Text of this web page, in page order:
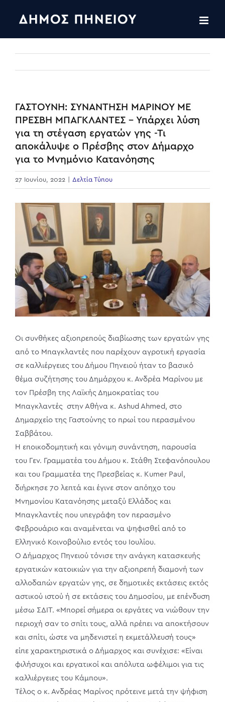
ΓΑΣΤΟΥΝΗ: ΣΥΝΑΝΤΗΣΗ ΜΑΡΙΝΟΥ ΜΕ
ΠΡΕΣΒΗ ΜΠΑΓΚΛΑΝΤΕΣ – Υπάρχει λύση
για τη στέγαση εργατών γης -Τι
αποκάλυψε ο Πρέσβης στον Δήμαρχο
για το Μνημόνιο Κατανόησης
27 Ιουνίου, 2022 Δελτία Τύπου
View
Larger
Image
Οι συνθήκες αξιοπρεπούς διαβίωσης των εργατών γης
από το Μπαγκλαντές που παρέχουν αγροτική εργασία
σε καλλιέργειες του Δήμου Πηνειού ήταν το βασικό
θέμα συζήτησης του Δημάρχου κ. Ανδρέα Μαρίνου με
τον Πρέσβη της Λαϊκής Δημοκρατίας του
Μπαγκλαντές στην Αθήνα κ. Ashud Ahmed, στο
Δημαρχείο της Γαστούνης το πρωί του περασμένου
Σαββάτου.
Η εποικοδομητική και γόνιμη συνάντηση, παρουσία
του Γεν. Γραμματέα του Δήμου κ. Στάθη Στεφανόπουλου
και του Γραμματέα της Πρεσβείας κ. Kumer Paul,
διήρκησε 70 λεπτά και έγινε στον απόηχο του
Μνημονίου Κατανόησης μεταξύ Ελλάδος και
Μπαγκλαντές που υπεγράφη τον περασμένο
Φεβρουάριο και αναμένεται να ψηφισθεί από το
Ελληνικό Κοινοβούλιο εντός του Ιουλίου.
Ο Δήμαρχος Πηνειού τόνισε την ανάγκη κατασκευής
εργατικών κατοικιών για την αξιοπρεπή διαμονή των
αλλοδαπών εργατών γης, σε δημοτικές εκτάσεις εκτός
αστικού ιστού ή σε εκτάσεις του Δημοσίου, με επένδυση
μέσω ΣΔΙΤ. «Μπορεί σήμερα οι εργάτες να νιώθουν την
περιοχή σαν το σπίτι τους, αλλά πρέπει να αποκτήσουν
και σπίτι, ώστε να μηδενιστεί η εκμετάλλευσή τους»
είπε χαρακτηριστικά ο Δήμαρχος και συνέχισε: «Είναι
φιλήσυχοι και εργατικοί και απόλυτα ωφέλιμοι για τις
καλλιέργειες του Κάμπου».
Τέλος ο κ. Ανδρέας Μαρίνος πρότεινε μετά την ψήφιση